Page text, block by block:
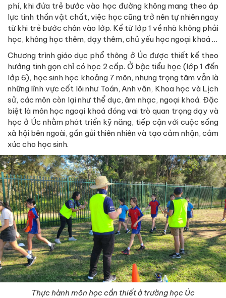
phí, khi đứa trẻ bước vào học đường không mang theo áp
lực tinh thần vật chất, việc học cũng trở nên tự nhiên ngay
từ khi trẻ bước chân vào lớp. Kể từ lớp 1 về nhà không phải
học, không học thêm, dạy thêm, chủ yếu học ngoại khoá …
Chương trình giáo dục phổ thông ở Úc được thiết kế theo
hướng tinh gọn chỉ có học 2 cấp. Ở bậc tiểu học (lớp 1 đến
lớp 6), học sinh học khoảng 7 môn, nhưng trọng tâm vẫn là
những lĩnh vực cốt lõi như Toán, Anh văn, Khoa học và Lịch
sử, các môn còn lại như thể dục, âm nhạc, ngoại khoá. Đặc
biệt là môn học ngoại khoá đóng vai trò quan trọng dạy và
học ở Úc nhằm phát triển kỹ năng, tiếp cận với cuộc sống
xã hội bên ngoài, gần gủi thiên nhiên và tạo cảm nhận, cảm
xúc cho học sinh.
Thực hành môn học cần thiết ở trường học Úc